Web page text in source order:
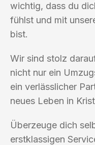
wichtig, dass du
fühlst und mit
bist.
Wir sind stolz
nicht nur ein
ein verlässlicher
neues Leben in
Überzeuge dich
erstklassigen